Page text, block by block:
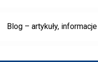
Blog – artykuły, informacje